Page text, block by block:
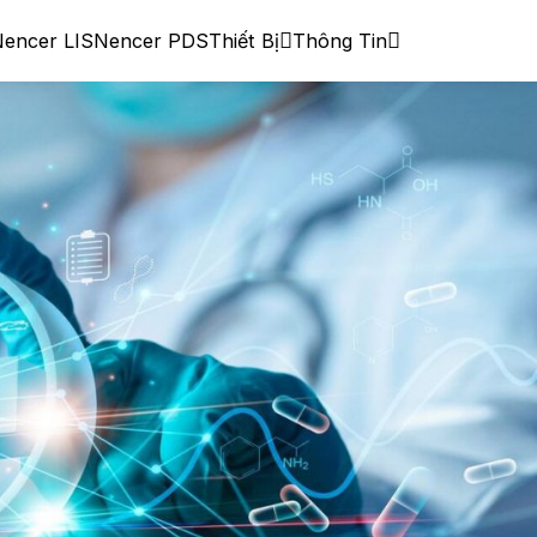
LISNencer PDSThiết Bị Thông Tin